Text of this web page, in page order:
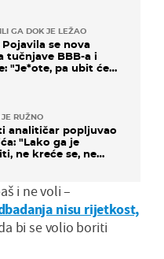
GA DOK JE LEŽAO
Pojavila se nova
tučnjave BBB-a i
"Je*ote, pa ubit će
RUŽNO
analitičar popljuvao
"Lako ga je
ne kreće se, ne
i ne voli –
nisu rijetkost,
bi se volio boriti